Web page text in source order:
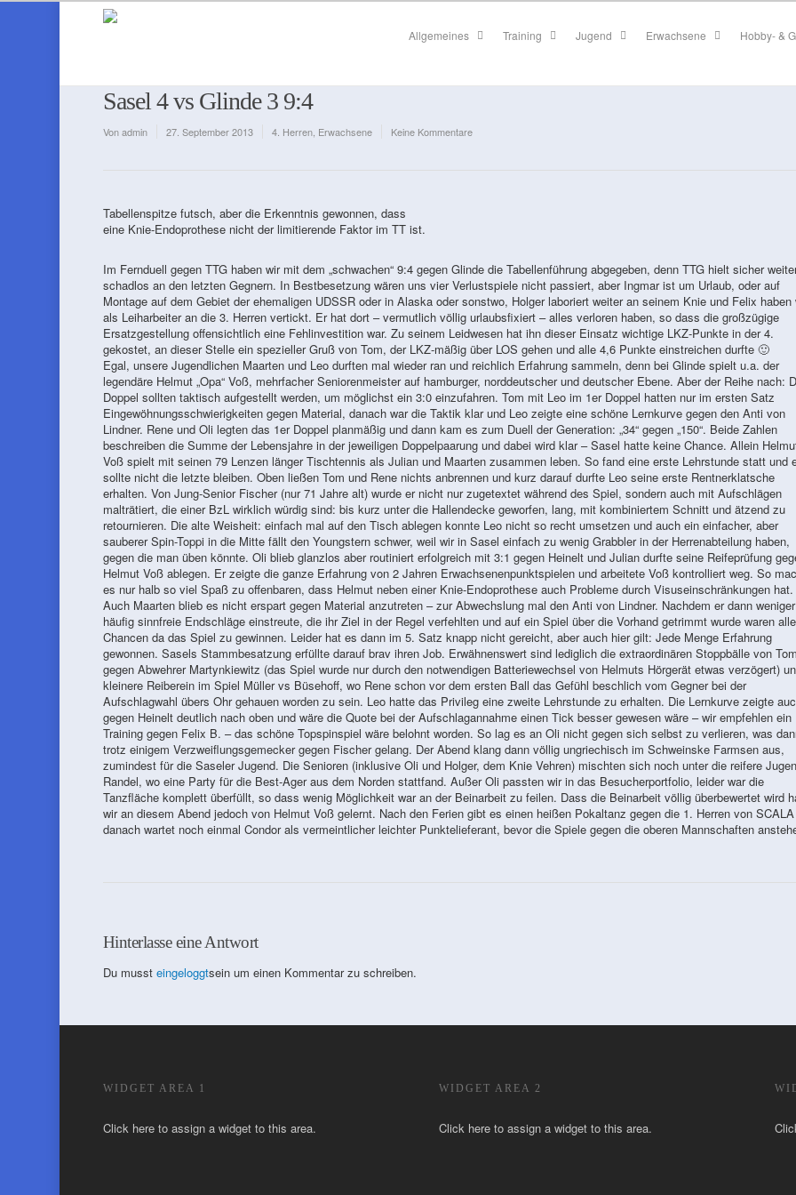
Allgemeines Training Jugend Erwachsene Hobby- &
Sasel 4 vs Glinde 3 9:4
Vonadmin 27. September 2013 4. Herren, Erwachsene Keine Kommentare
Tabellenspitze futsch, aber die Erkenntnis gewonnen, dass
eine Knie-Endoprothese nicht der limitierende Faktor im TT ist.
Im Fernduell gegen TTG haben wir mit dem „schwachen“ 9:4 gegen Glinde die Tabellenführung abgegeben, denn TTG hielt sicher
schadlos an den letzten Gegnern. In Bestbesetzung wären uns vier Verlustspiele nicht passiert, aber Ingmar ist um Urlaub, oder auf
Montage auf dem Gebiet der ehemaligen UDSSR oder in Alaska oder sonstwo, Holger laboriert weiter an seinem Knie und Felix haben
als Leiharbeiter an die 3. Herren vertickt. Er hat dort – vermutlich völlig urlaubsfixiert – alles verloren haben, so dass die großzügige
Ersatzgestellung offensichtlich eine Fehlinvestition war. Zu seinem Leidwesen hat ihn dieser Einsatz wichtige LKZ-Punkte in der 4.
gekostet, an dieser Stelle ein spezieller Gruß von Tom, der LKZ-mäßig über LOS gehen und alle 4,6 Punkte einstreichen durfte 🙂
Egal, unsere Jugendlichen Maarten und Leo durften mal wieder ran und reichlich Erfahrung sammeln, denn bei Glinde spielt u.a. der
legendäre Helmut „Opa“ Voß, mehrfacher Seniorenmeister auf hamburger, norddeutscher und deutscher Ebene. Aber der Reihe nach:
Doppel sollten taktisch aufgestellt werden, um möglichst ein 3:0 einzufahren. Tom mit Leo im 1er Doppel hatten nur im ersten Satz
Eingewöhnungsschwierigkeiten gegen Material, danach war die Taktik klar und Leo zeigte eine schöne Lernkurve gegen den Anti von
Lindner. Rene und Oli legten das 1er Doppel planmäßig und dann kam es zum Duell der Generation: „34“ gegen „150“. Beide Zahlen
beschreiben die Summe der Lebensjahre in der jeweiligen Doppelpaarung und dabei wird klar – Sasel hatte keine Chance. Allein
Voß spielt mit seinen 79 Lenzen länger Tischtennis als Julian und Maarten zusammen leben. So fand eine erste Lehrstunde statt und
sollte nicht die letzte bleiben. Oben ließen Tom und Rene nichts anbrennen und kurz darauf durfte Leo seine erste Rentnerklatsche
erhalten. Von Jung-Senior Fischer (nur 71 Jahre alt) wurde er nicht nur zugetextet während des Spiel, sondern auch mit Aufschlägen
malträtiert, die einer BzL wirklich würdig sind: bis kurz unter die Hallendecke geworfen, lang, mit kombiniertem Schnitt und ätzend zu
retournieren. Die alte Weisheit: einfach mal auf den Tisch ablegen konnte Leo nicht so recht umsetzen und auch ein einfacher, aber
sauberer Spin-Toppi in die Mitte fällt den Youngstern schwer, weil wir in Sasel einfach zu wenig Grabbler in der Herrenabteilung haben,
gegen die man üben könnte. Oli blieb glanzlos aber routiniert erfolgreich mit 3:1 gegen Heinelt und Julian durfte seine Reifeprüfung
Helmut Voß ablegen. Er zeigte die ganze Erfahrung von 2 Jahren Erwachsenenpunktspielen und arbeitete Voß kontrolliert weg. So
es nur halb so viel Spaß zu offenbaren, dass Helmut neben einer Knie-Endoprothese auch Probleme durch Visuseinschränkungen hat.
Auch Maarten blieb es nicht erspart gegen Material anzutreten – zur Abwechslung mal den Anti von Lindner. Nachdem er dann weniger
häufig sinnfreie Endschläge einstreute, die ihr Ziel in der Regel verfehlten und auf ein Spiel über die Vorhand getrimmt wurde waren alle
Chancen da das Spiel zu gewinnen. Leider hat es dann im 5. Satz knapp nicht gereicht, aber auch hier gilt: Jede Menge Erfahrung
gewonnen. Sasels Stammbesatzung erfüllte darauf brav ihren Job. Erwähnenswert sind lediglich die extraordinären Stoppbälle von Tom
gegen Abwehrer Martynkiewitz (das Spiel wurde nur durch den notwendigen Batteriewechsel von Helmuts Hörgerät etwas verzögert)
kleinere Reiberein im Spiel Müller vs Büsehoff, wo Rene schon vor dem ersten Ball das Gefühl beschlich vom Gegner bei der
Aufschlagwahl übers Ohr gehauen worden zu sein. Leo hatte das Privileg eine zweite Lehrstunde zu erhalten. Die Lernkurve zeigte
gegen Heinelt deutlich nach oben und wäre die Quote bei der Aufschlagannahme einen Tick besser gewesen wäre – wir empfehlen ein
Training gegen Felix B. – das schöne Topspinspiel wäre belohnt worden. So lag es an Oli nicht gegen sich selbst zu verlieren, was
trotz einigem Verzweiflungsgemecker gegen Fischer gelang. Der Abend klang dann völlig ungriechisch im Schweinske Farmsen aus,
zumindest für die Saseler Jugend. Die Senioren (inklusive Oli und Holger, dem Knie Vehren) mischten sich noch unter die reifere
Randel, wo eine Party für die Best-Ager aus dem Norden stattfand. Außer Oli passten wir in das Besucherportfolio, leider war die
Tanzfläche komplett überfüllt, so dass wenig Möglichkeit war an der Beinarbeit zu feilen. Dass die Beinarbeit völlig überbewertet wird
wir an diesem Abend jedoch von Helmut Voß gelernt. Nach den Ferien gibt es einen heißen Pokaltanz gegen die 1. Herren von
danach wartet noch einmal Condor als vermeintlicher leichter Punktelieferant, bevor die Spiele gegen die oberen Mannschaften
Hinterlasse eine Antwort
Du musst eingeloggtsein um einen Kommentar zu schreiben.
WIDGET AREA 1
Click here to assign a widget to this area.
WIDGET AREA 2
Click here to assign a widget to this area.